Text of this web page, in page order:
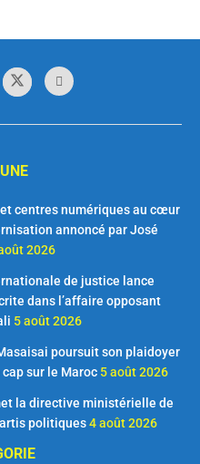
centres numériques au cœur
annoncé par José
2026
de justice lance
dans l’affaire opposant
5 août 2026
poursuit son plaidoyer
sur le Maroc 5 août 2026
la directive ministérielle de
politiques 4 août 2026